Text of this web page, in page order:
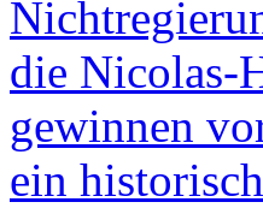
die Nicolas-
gewinnen
ein